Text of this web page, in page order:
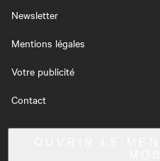
Newsletter
Mentions légales
Votre publicité
Contact